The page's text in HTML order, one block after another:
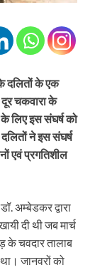
दलितों के एक
चकवारा के
लिए इस संघर्ष को
ने इस संघर्ष
एवं प्रगतिशील
अम्बेडकर द्वारा
दी थी जब मार्च
के चवदार तालाब
जानवरों को